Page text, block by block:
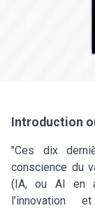
Introduction
"Ces dix
conscience du
(IA, ou AI en
l’innovation